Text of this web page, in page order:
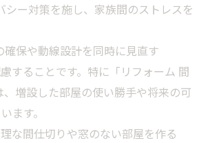
シー対策を施し、家族間のストレスを
確保や動線設計を同時に見直す
することです。特に「リフォーム 間
増設した部屋の使い勝手や将来の可
ます。
な間仕切りや窓のない部屋を作る